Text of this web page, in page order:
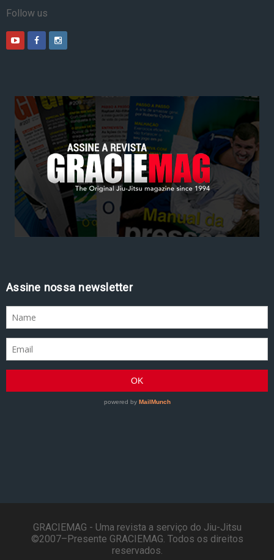
Follow us
Assine nossa newsletter
GRACIEMAG - Uma revista a serviço do Jiu-Jitsu
©2007–Presente GRACIEMAG. Todos os direitos
reservados.